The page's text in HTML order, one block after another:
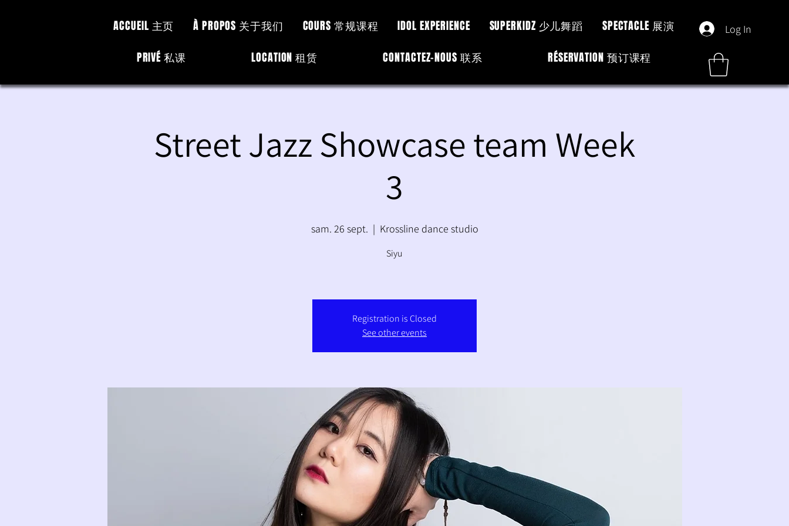
ACCUEIL 主页 À PROPOS 关于我们 COURS 常规课程 IDOL EXPERIENCE SUPERKIDZ 少儿舞蹈 SPECTACLE 展演
PRIVÉ 私课 LOCATION 租赁 CONTACTEZ-NOUS 联系 RÉSERVATION 预订课程
Log In
Street Jazz Showcase team Week
3
sam. 26 sept.
  |
Krossline dance studio
Siyu
Registration is Closed
See other events